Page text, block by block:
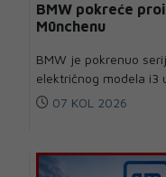
BMW pokreće
Münchenu
BMW je pokrenuo
električnog modela i3
07 KOL 2026